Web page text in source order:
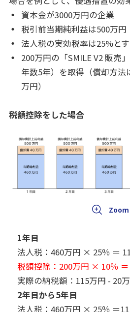
資本金が3000万円の企業
税引前当期純利益は500万円
法人税の実効税率は25%と
200万円の「SMILE V2 販売
年数5年）を取得（償却方
万円）
税額控除をした場合
1年目
法人税：460万円 × 25％ ＝
税額控除：200万円 × 10％
実際の納税額：115万円 - 20
2年目から5年目
法人税：460万円 × 25％ ＝